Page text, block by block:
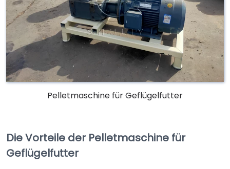
Pelletmaschine für Geflügelfutter
Die Vorteile der Pelletmaschine für
Geflügelfutter